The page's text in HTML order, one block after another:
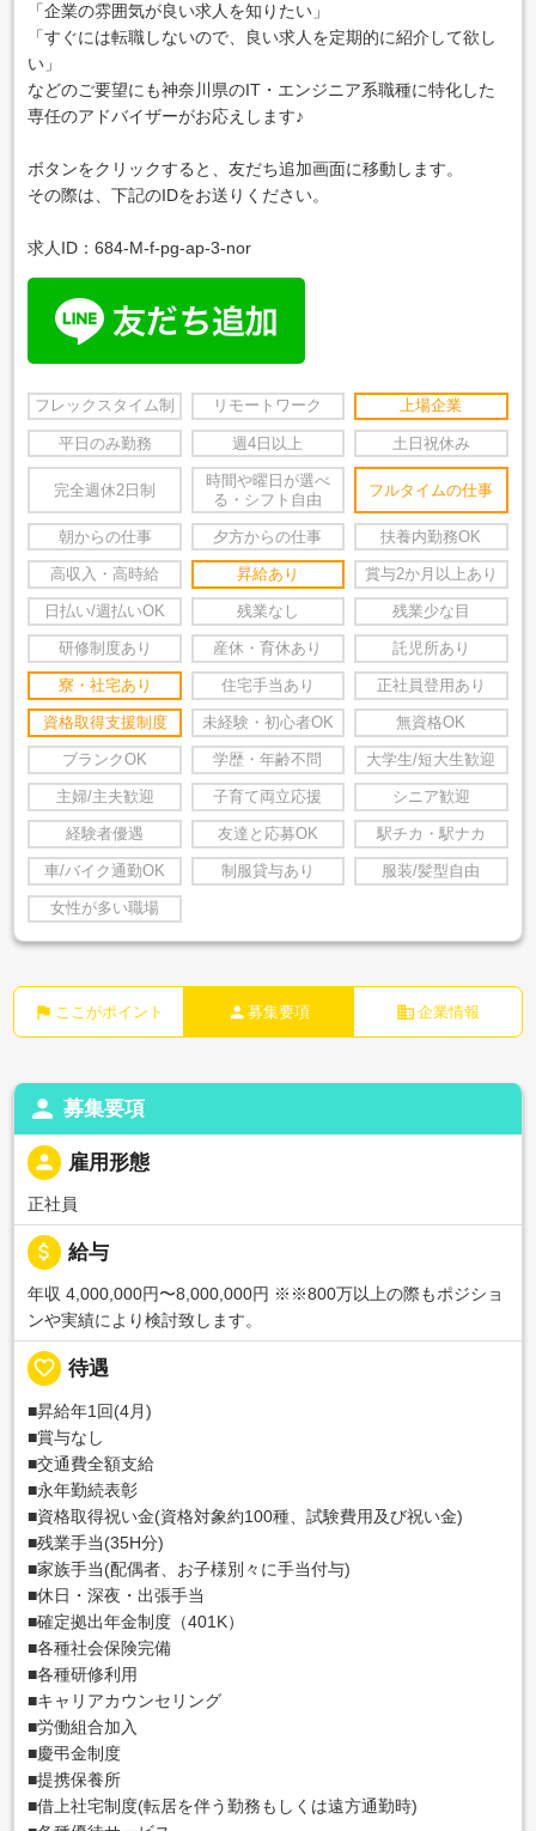
「企業の雰囲気が良い求人を知りたい」
「すぐには転職しないので、良い求人を定期的に紹介して欲し
い」
などのご要望にも神奈川県のIT・エンジニア系職種に特化した
専任のアドバイザーがお応えします♪
ボタンをクリックすると、友だち追加画面に移動します。
その際は、下記のIDをお送りください。
求人ID：684-M-f-pg-ap-3-nor
フレックスタイム制 リモートワーク 上場企業
平日のみ勤務 週4日以上 土日祝休み
完全週休2日制
時間や曜日が選べ
る・シフト自由
フルタイムの仕事
朝からの仕事 夕方からの仕事 扶養内勤務OK
高収入・高時給 昇給あり 賞与2か月以上あり
日払い/週払いOK 残業なし 残業少な目
研修制度あり 産休・育休あり 託児所あり
寮・社宅あり 住宅手当あり 正社員登用あり
資格取得支援制度 未経験・初心者OK 無資格OK
ブランクOK 学歴・年齢不問 大学生/短大生歓迎
主婦/主夫歓迎 子育て両立応援 シニア歓迎
経験者優遇 友達と応募OK 駅チカ・駅ナカ
車/バイク通勤OK 制服貸与あり 服装/髪型自由
女性が多い職場
flag ここがポイント person 募集要項 business 企業情報
person 募集要項
person 雇用形態
正社員
attach_money 給与
年収 4,000,000円〜8,000,000円 ※※800万以上の際もポジショ
ンや実績により検討致します。
favorite_border 待遇
■昇給年1回(4月)
■賞与なし
■交通費全額支給
■永年勤続表彰
■資格取得祝い金(資格対象約100種、試験費用及び祝い金)
■残業手当(35H分)
■家族手当(配偶者、お子様別々に手当付与)
■休日・深夜・出張手当
■確定拠出年金制度（401K）
■各種社会保険完備
■各種研修利用
■キャリアカウンセリング
■労働組合加入
■慶弔金制度
■提携保養所
■借上社宅制度(転居を伴う勤務もしくは遠方通勤時)